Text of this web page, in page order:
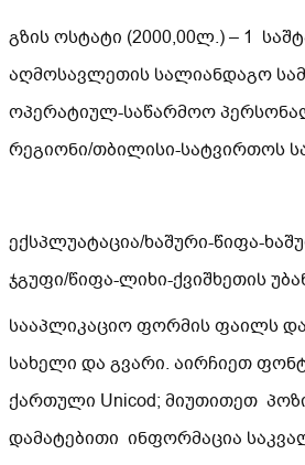
გზის ოსტატი (2000,00ლ.) – 1
აღმოსავლეთის სალიანდაგო
ოპერატიულ-საწარმოო
რეგიონი/თბილისი-სატვირთოს
ექსპლუატაცია/ხაშური-წიფა-
ჯგუფი/წიფა-ლიხი-ქვიშხეთის
სააპლიკაციო ფორმის ფაილს
სახელი და გვარი. აირჩიეთ
ქართული Unicod; მიუთითეთ
დამატებითი ინფორმაცია